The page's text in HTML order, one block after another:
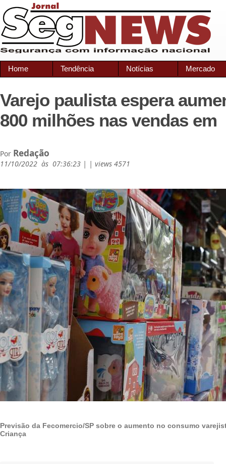
Home Tendência Notícias Mercado
Varejo paulista espera
800 milhões nas vendas em
Por Redação
11/10/2022 às 07:36:23 | | views 4571
Previsão da Fecomercio/SP sobre o aumento no consumo
Criança